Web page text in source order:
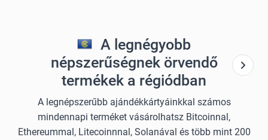
A legnégyobb
népszerűségnek örvendő
termékek a régiódban
A legnépszerűbb ajándékkártyáinkkal számos
mindennapi terméket vásárolhatsz Bitcoinnal,
Ethereummal, Litecoinnnal, Solanával és több mint 200